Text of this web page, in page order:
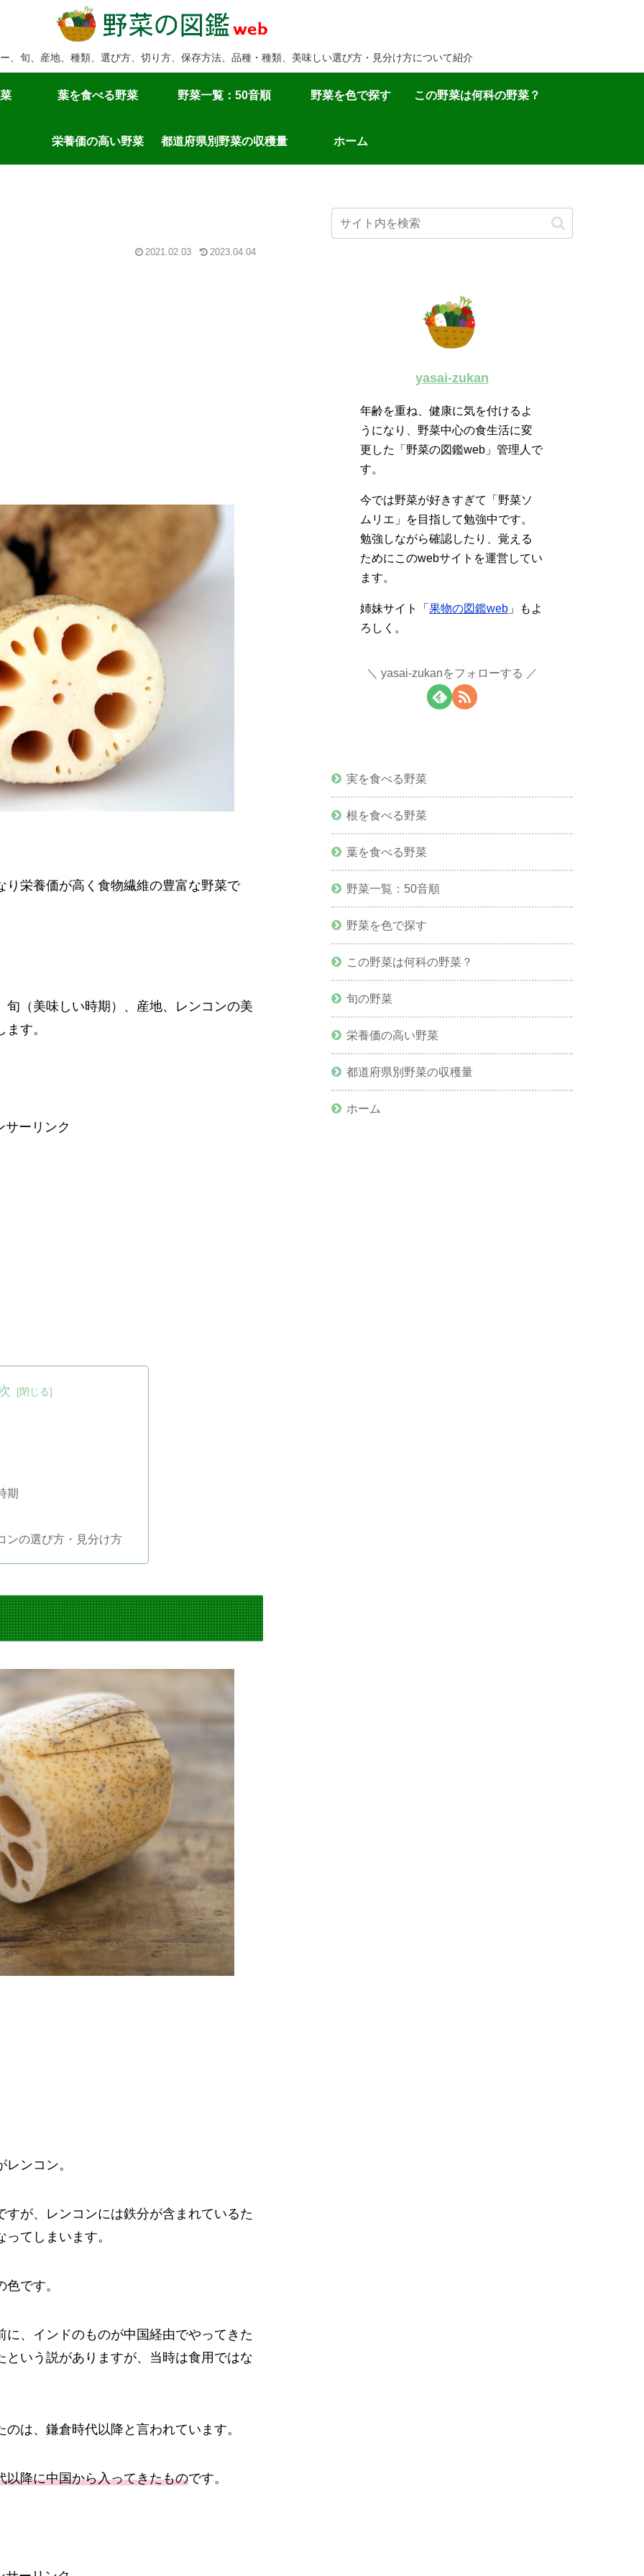
、旬、産地、種類、選び方、切り方、保存方法、品種・種類、美味しい選び方・見分け方について紹介
葉を食べる野菜 野菜一覧：50音順 野菜を色で探す この野菜は何科の野菜？
栄養価の高い野菜 都道府県別野菜の収穫量 ホーム
2021.02.03 2023.04.04
栄養価が高く食物繊維の豊富な野菜で
（美味しい時期）、産地、レンコンの美
す。
サーリンク
期
ンの選び方・見分け方
ンコン。
が、レンコンには鉄分が含まれているた
てしまいます。
です。
、インドのものが中国経由でやってきた
いう説がありますが、当時は食用ではな
は、鎌倉時代以降と言われています。
以降に中国から入ってきたものです。
yasai-zukan
年齢を重ね、健康に気を付けるよ
うになり、野菜中心の食生活に変
更した「野菜の図鑑web」管理人で
す。
今では野菜が好きすぎて「野菜ソ
ムリエ」を目指して勉強中です。
勉強しながら確認したり、覚える
ためにこのwebサイトを運営してい
ます。
姉妹サイト「果物の図鑑web 」もよ
ろしく。
yasai-zukanをフォローする
実を食べる野菜
根を食べる野菜
葉を食べる野菜
野菜一覧：50音順
野菜を色で探す
この野菜は何科の野菜？
旬の野菜
栄養価の高い野菜
都道府県別野菜の収穫量
ホーム